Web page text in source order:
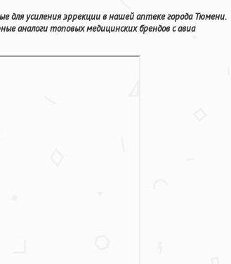
для усиления эррекции в нашей аптеке города Тюмени.
аналоги топовых медицинских брендов с авиа